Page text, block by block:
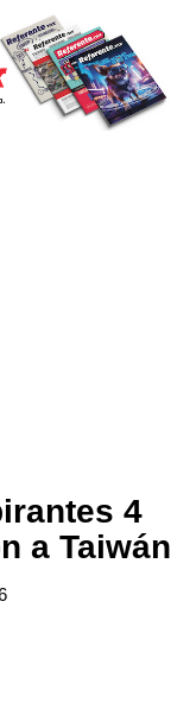
4
a Taiwán